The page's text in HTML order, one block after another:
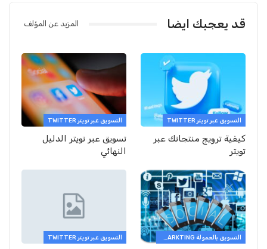
قد يعجبك ايضا المزيد عن المؤلف
التسويق عبر تويتر TWITTER
كيفية ترويج منتجاتك عبر
تويتر
التسويق عبر تويتر TWITTER
تسويق عبر تويتر الدليل
النهائي
التسويق بالعمولة AFFILIATE MARKTING التسويق عبر تويتر TWITTER